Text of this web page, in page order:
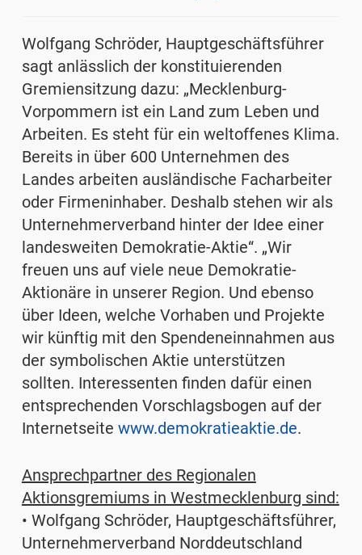
Wolfgang Schröder, Hauptgeschäftsführer
sagt anlässlich der konstituierenden
Gremiensitzung dazu: „Mecklenburg-
Vorpommern ist ein Land zum Leben und
Arbeiten. Es steht für ein weltoffenes Klima.
Bereits in über 600 Unternehmen des
Landes arbeiten ausländische Facharbeiter
oder Firmeninhaber. Deshalb stehen wir als
Unternehmerverband hinter der Idee einer
landesweiten Demokratie-Aktie“. „Wir
freuen uns auf viele neue Demokratie-
Aktionäre in unserer Region. Und ebenso
über Ideen, welche Vorhaben und Projekte
wir künftig mit den Spendeneinnahmen aus
der symbolischen Aktie unterstützen
sollten. Interessenten finden dafür einen
entsprechenden Vorschlagsbogen auf der
Internetseite www.demokratieaktie.de.
Ansprechpartner des Regionalen
Aktionsgremiums in Westmecklenburg sind:
• Wolfgang Schröder, Hauptgeschäftsführer,
Unternehmerverband Norddeutschland